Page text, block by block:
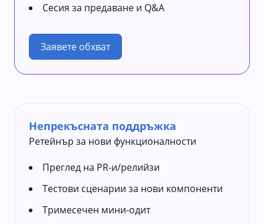
Сесия за предаване и Q&A
Заявете обхват
Непрекъсната поддръжка
Ретейнър за нови функционалности
Преглед на PR-и/релийзи
Тестови сценарии за нови компоненти
Тримесечен мини-одит